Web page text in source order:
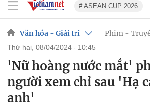
# ASEAN CUP 2026
Văn hóa - Giải trí Phim -
thứ hai, 08/04/2024 - 10:45
'Nữ hoàng nước mắt'
người xem chỉ sau 'Hạ
anh'